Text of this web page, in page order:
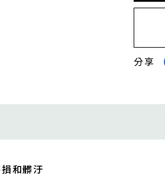
分享
和髒汙